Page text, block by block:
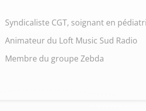
Syndicaliste CGT, soignant en
Animateur du Loft Music Sud Radio
Membre du groupe Zebda